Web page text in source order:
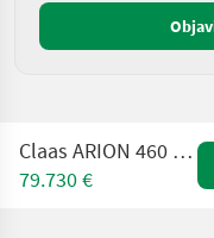
Claas ARION 460 HEXASHIFT CIS
79.730 €